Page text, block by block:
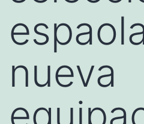
nueva